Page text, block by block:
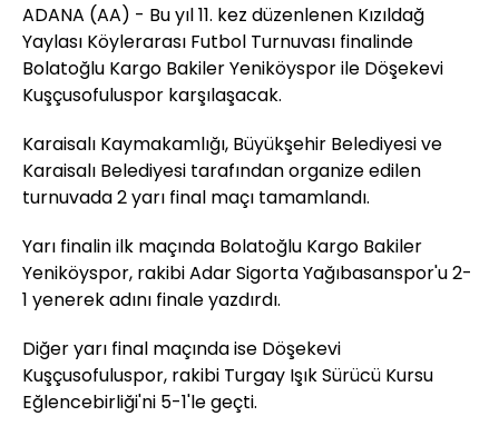
ADANA (AA) - Bu yıl 11. kez düzenlenen Kızıldağ
Yaylası Köylerarası Futbol Turnuvası finalinde
Bolatoğlu Kargo Bakiler Yeniköyspor ile Döşekevi
Kuşçusofuluspor karşılaşacak.
Karaisalı Kaymakamlığı, Büyükşehir Belediyesi ve
Karaisalı Belediyesi tarafından organize edilen
turnuvada 2 yarı final maçı tamamlandı.
Yarı finalin ilk maçında Bolatoğlu Kargo Bakiler
Yeniköyspor, rakibi Adar Sigorta Yağıbasanspor'u 2-
1 yenerek adını finale yazdırdı.
Diğer yarı final maçında ise Döşekevi
Kuşçusofuluspor, rakibi Turgay Işık Sürücü Kursu
Eğlencebirliği'ni 5-1'le geçti.